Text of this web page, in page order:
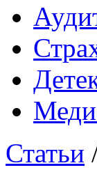
Статьи